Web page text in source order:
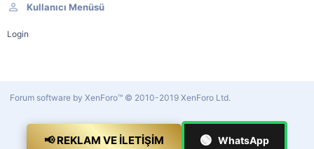
Kullanıcı Menüsü
Login
Forum software by XenForo™ © 2010-2019 XenForo Ltd.
📢 REKLAM VE İLETIŞIM 🟢 WhatsApp